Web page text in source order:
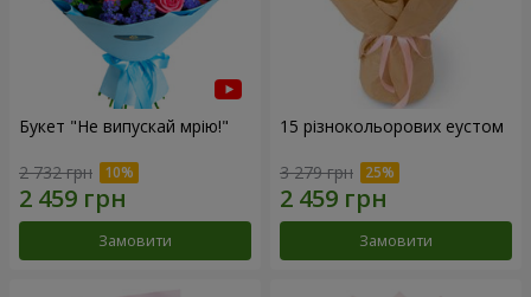
Букет "Не випускай мрію!"
2 732 грн
Замовити
15 різнокольорових еустом
3 279 грн
Замовити